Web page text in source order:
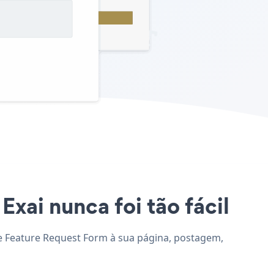
nunca foi tão fácil
Request Form à sua página, postagem,